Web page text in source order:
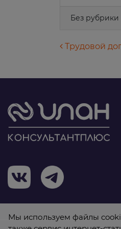
Без рубрики
Трудовой
Мы используем файлы